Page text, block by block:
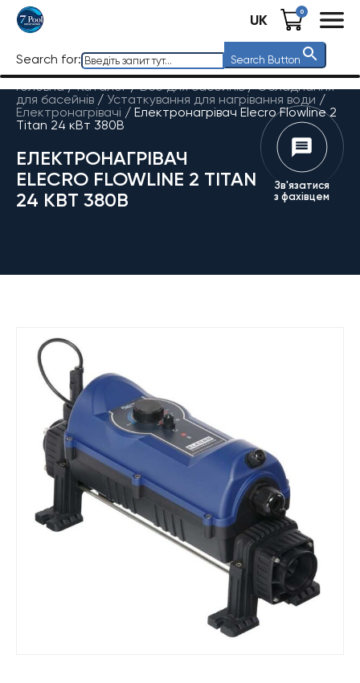
UK 0
Search for: Search Button
Головна / Каталог/Все для басейнів/Обладнання
для басейнів / Устаткування для нагрівання води /
Електронагрівачі / Електронагрівач Elecro Flowline 2
Titan 24 кВт 380В
ЕЛЕКТРОНАГРІВАЧ
ELECRO FLOWLINE 2 TITAN
24 КВТ 380В
Зв'язатися
з фахівцем